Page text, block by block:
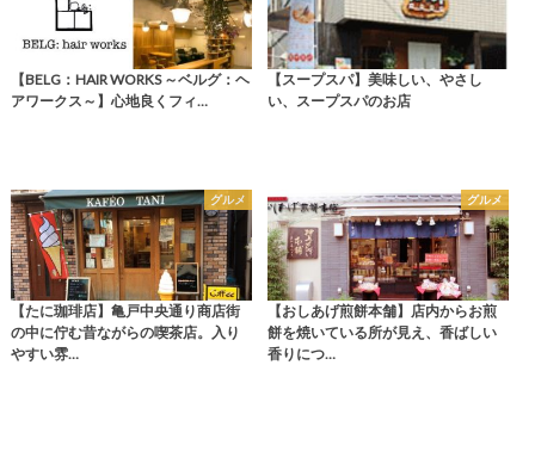
【BELG：HAIR WORKS ～ベルグ：ヘ
アワークス～】心地良くフィ…
【スープスパ】美味しい、やさし
い、スープスパのお店
グルメ
【たに珈琲店】亀戸中央通り商店街
の中に佇む昔ながらの喫茶店。入り
やすい雰…
グルメ
【おしあげ煎餅本舗】店内からお煎
餅を焼いている所が見え、香ばしい
香りにつ…